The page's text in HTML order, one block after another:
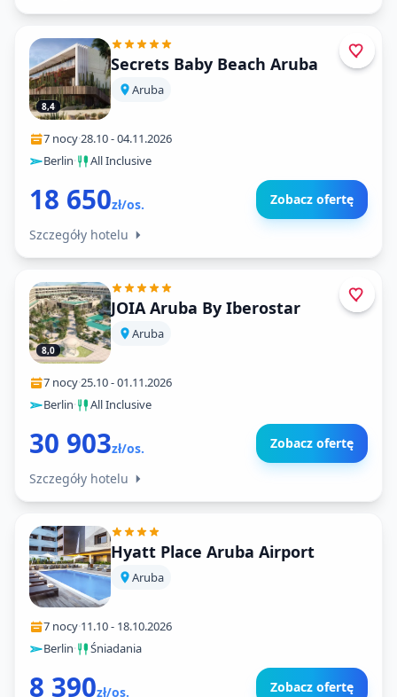
8,4
Secrets Baby Beach Aruba
Aruba
7 nocy·28.10-04.11.2026
Berlin· All Inclusive
18 650zł/os. Zobacz ofertę
Szczegóły hotelu
8,0
JOIA Aruba By Iberostar
Aruba
7 nocy·25.10-01.11.2026
Berlin· All Inclusive
30 903zł/os. Zobacz ofertę
Szczegóły hotelu
Hyatt Place Aruba Airport
Aruba
7 nocy·11.10- 18.10.2026
Berlin· Śniadania
8 390zł/os. Zobacz ofertę